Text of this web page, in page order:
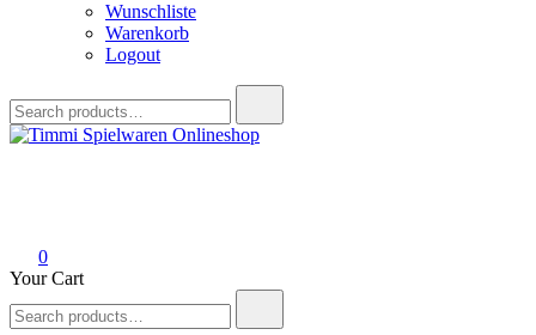
Wunschliste
Warenkorb
Logout
for:
0
Your Cart
for: